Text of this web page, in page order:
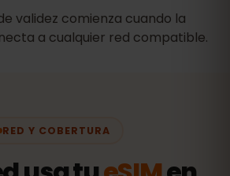
validez comienza cuando la
a cualquier red compatible.
RED Y COBERTURA